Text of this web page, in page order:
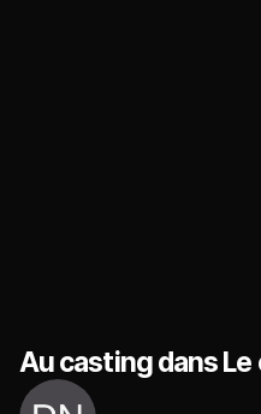
Au casting dans